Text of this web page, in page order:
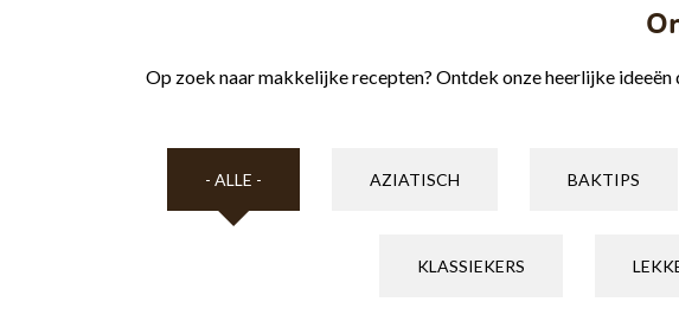
Op zoek naar makkelijke recepten? Ontdek onze heerlijke
- ALLE - AZIATISCH BAKTIPS
KLASSIEKERS